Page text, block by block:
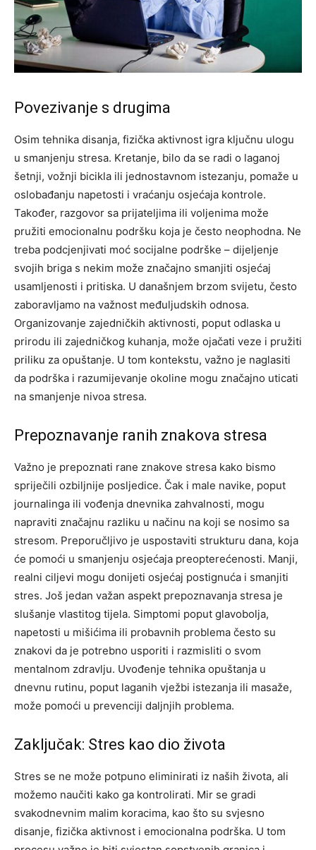
Povezivanje s drugima
Osim tehnika disanja, fizička aktivnost igra ključnu ulogu
u smanjenju stresa. Kretanje, bilo da se radi o laganoj
šetnji, vožnji bicikla ili jednostavnom istezanju, pomaže u
oslobađanju napetosti i vraćanju osjećaja kontrole.
Također, razgovor sa prijateljima ili voljenima može
pružiti emocionalnu podršku koja je često neophodna. Ne
treba podcjenjivati moć socijalne podrške – dijeljenje
svojih briga s nekim može značajno smanjiti osjećaj
usamljenosti i pritiska. U današnjem brzom svijetu, često
zaboravljamo na važnost međuljudskih odnosa.
Organizovanje zajedničkih aktivnosti, poput odlaska u
prirodu ili zajedničkog kuhanja, može ojačati veze i pružiti
priliku za opuštanje. U tom kontekstu, važno je naglasiti
da podrška i razumijevanje okoline mogu značajno uticati
na smanjenje nivoa stresa.
Prepoznavanje ranih znakova stresa
Važno je prepoznati rane znakove stresa kako bismo
spriječili ozbiljnije posljedice. Čak i male navike, poput
journalinga ili vođenja dnevnika zahvalnosti, mogu
napraviti značajnu razliku u načinu na koji se nosimo sa
stresom. Preporučljivo je uspostaviti strukturu dana, koja
će pomoći u smanjenju osjećaja preopterećenosti. Manji,
realni ciljevi mogu donijeti osjećaj postignuća i smanjiti
stres. Još jedan važan aspekt prepoznavanja stresa je
slušanje vlastitog tijela. Simptomi poput glavobolja,
napetosti u mišićima ili probavnih problema često su
znakovi da je potrebno usporiti i razmisliti o svom
mentalnom zdravlju. Uvođenje tehnika opuštanja u
dnevnu rutinu, poput laganih vježbi istezanja ili masaže,
može pomoći u prevenciji daljnjih problema.
Zaključak: Stres kao dio života
Stres se ne može potpuno eliminirati iz naših života, ali
možemo naučiti kako ga kontrolirati. Mir se gradi
svakodnevnim malim koracima, kao što su svjesno
disanje, fizička aktivnost i emocionalna podrška. U tom